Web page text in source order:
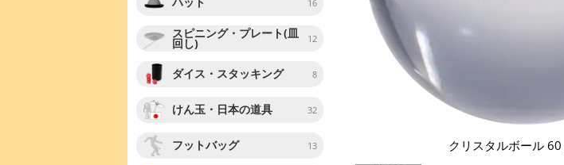
16
スピニング・プレート(皿
回し) 12
ダイス・スタッキング 8
けん玉・日本の道具 32
フットバッグ 13 クリスタルボール